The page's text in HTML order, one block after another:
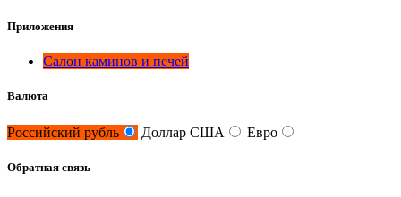
Приложения
Салон каминов и печей
Валюта
Российский рубль Доллар США Евро
Обратная связь